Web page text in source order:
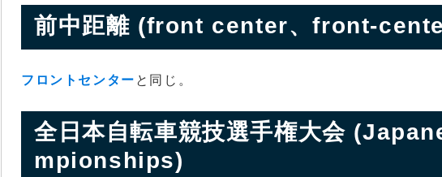
前中距離 (front center、front-
フロントセンター と同じ。
全日本自転車競技選手権大会
mpionships)